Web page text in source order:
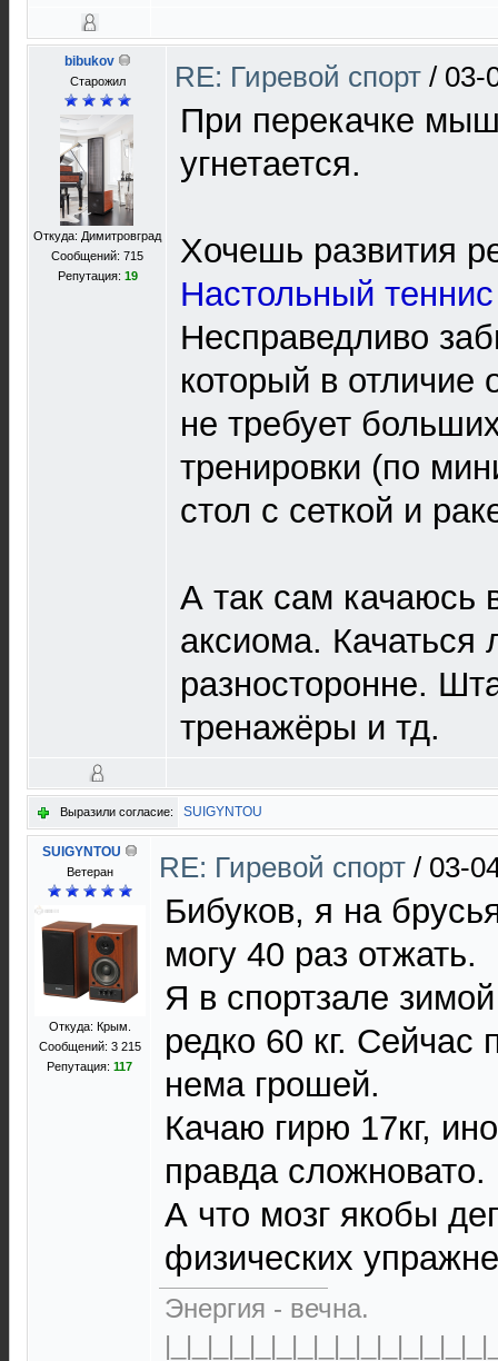
bibukov
Старожил
Откуда: Димитровград
Сообщений: 715
Репутация: 19
RE: Гиревой спорт / 03-
При перекачке
угнетается.
Хочешь развития
Настольный теннис
Несправедливо
который в отличие
не требует
тренировки (по
стол с сеткой и
А так сам качаюсь
аксиома. Качаться
разносторонне.
тренажёры и тд.
Выразили согласие: SUIGYNTOU
SUIGYNTOU
Ветеран
Откуда: Крым.
Сообщений: 3 215
Репутация: 117
RE: Гиревой спорт / 03-
Бибуков, я на
могу 40 раз отжать.
Я в спортзале
редко 60 кг. Сейчас
нема грошей.
Качаю гирю 17кг,
правда сложновато.
А что мозг якобы
физических
Энергия - вечна.